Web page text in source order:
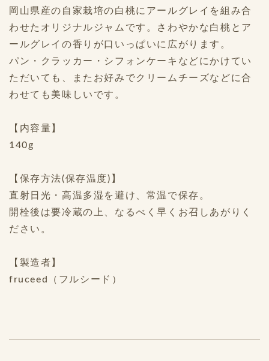
岡山県産の自家栽培の白桃にアールグレイを組み合
わせたオリジナルジャムです。さわやかな白桃とア
ールグレイの香りが口いっぱいに広がります。
パン・クラッカー・シフォンケーキなどにかけてい
ただいても、またお好みでクリームチーズなどに合
わせても美味しいです。
【内容量】
140g
【保存方法(保存温度)】
直射日光・高温多湿を避け、常温で保存。
開栓後は要冷蔵の上、なるべく早くお召しあがりく
ださい。
【製造者】
fruceed（フルシード）